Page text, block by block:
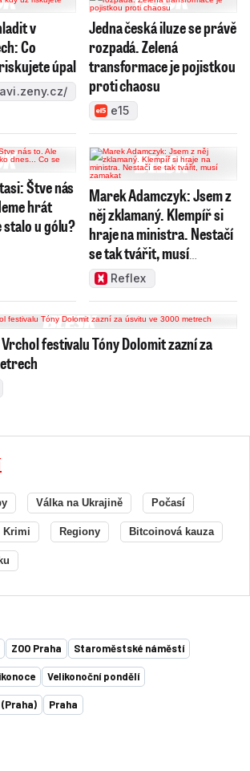
v
Co
úpal
Jedna česká iluze se právě
rozpadá. Zelená
transformace je pojistkou
proti chaosu
e15
Štve nás
hrát
stalo u gólu?
Marek Adamczyk: Jsem z
něj zklamaný. Klempíř si
hraje na ministra. Nestačí
se tak tvářit, musí
zamakat
Reflex
festivalu Tóny Dolomit zazní za
Válka na Ukrajině Počasí
Krimi Regiony Bitcoinová kauza
ZOO Praha Staroměstské náměstí
Velikonoční pondělí
Praha